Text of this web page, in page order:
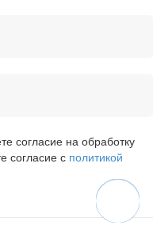
согласие на обработку
согласие с политикой